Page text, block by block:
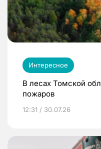
Интересное
В лесах Томской
пожаров
12:31 / 30.07.26